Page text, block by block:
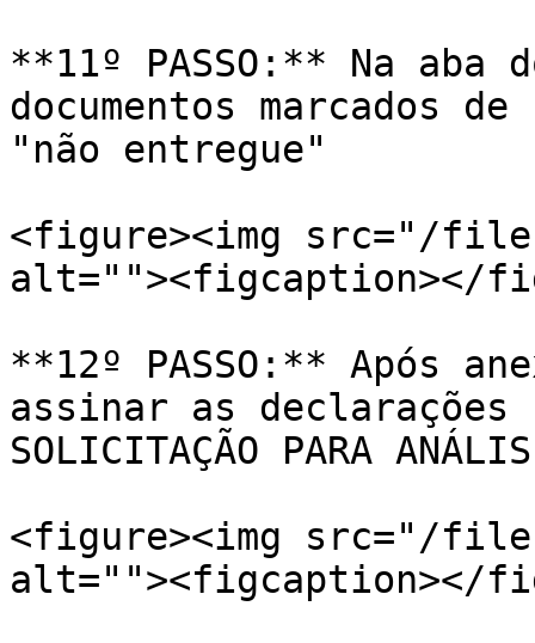
**11º PASSO:** Na aba
documentos marcados
"não entregue"
<figure><img src="/files/
alt=""><figcaption></
**12º PASSO:** Após
assinar as declarações
SOLICITAÇÃO PARA
<figure><img src="/files/
alt=""><figcaption></